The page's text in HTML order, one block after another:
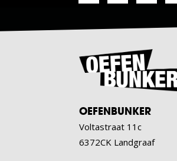
OEFENBUNKER
Voltastraat 11c
6372CK Landgraaf